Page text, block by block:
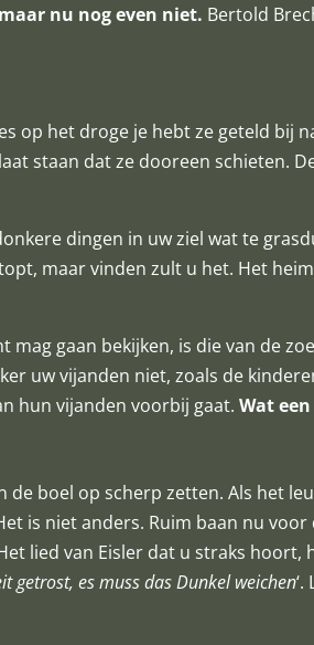
maar nu nog even niet. Bertold
op het droge je hebt ze geteld bij
staan dat ze dooreen schieten.
dingen in uw ziel wat te
maar vinden zult u het. Het
gaan bekijken, is die van de
uw vijanden niet, zoals de
hun vijanden voorbij gaat.Wat
boel op scherp zetten. Als het
is niet anders. Ruim baan nu voor
lied van Eisler dat u straks hoort,
getrost, es muss das Dunkel weichen